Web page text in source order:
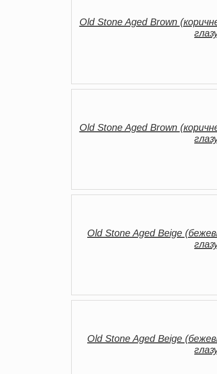
Old Stone Aged Brown
Old Stone Aged Brown
Old Stone Aged Beige
Old Stone Aged Beige